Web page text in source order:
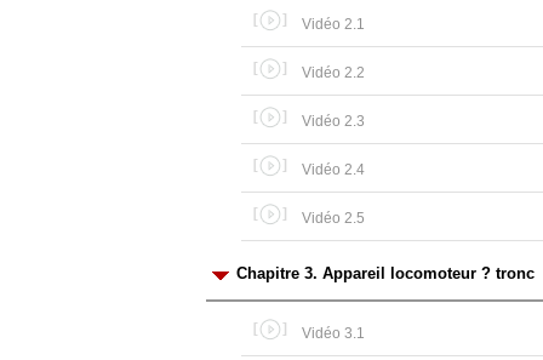
Vidéo 2.1
Vidéo 2.2
Vidéo 2.3
Vidéo 2.4
Vidéo 2.5
Chapitre 3. Appareil locomoteur ? tronc
Vidéo 3.1